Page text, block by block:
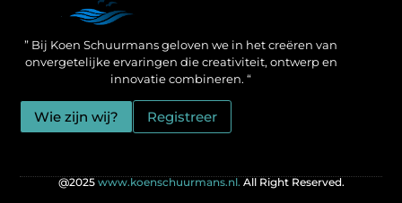
” Bij Koen Schuurmans geloven we in het creëren van
onvergetelijke ervaringen die creativiteit, ontwerp en
innovatie combineren. “
Wie zijn wij? Registreer
@2025 www.koenschuurmans.nl. All Right Reserved.